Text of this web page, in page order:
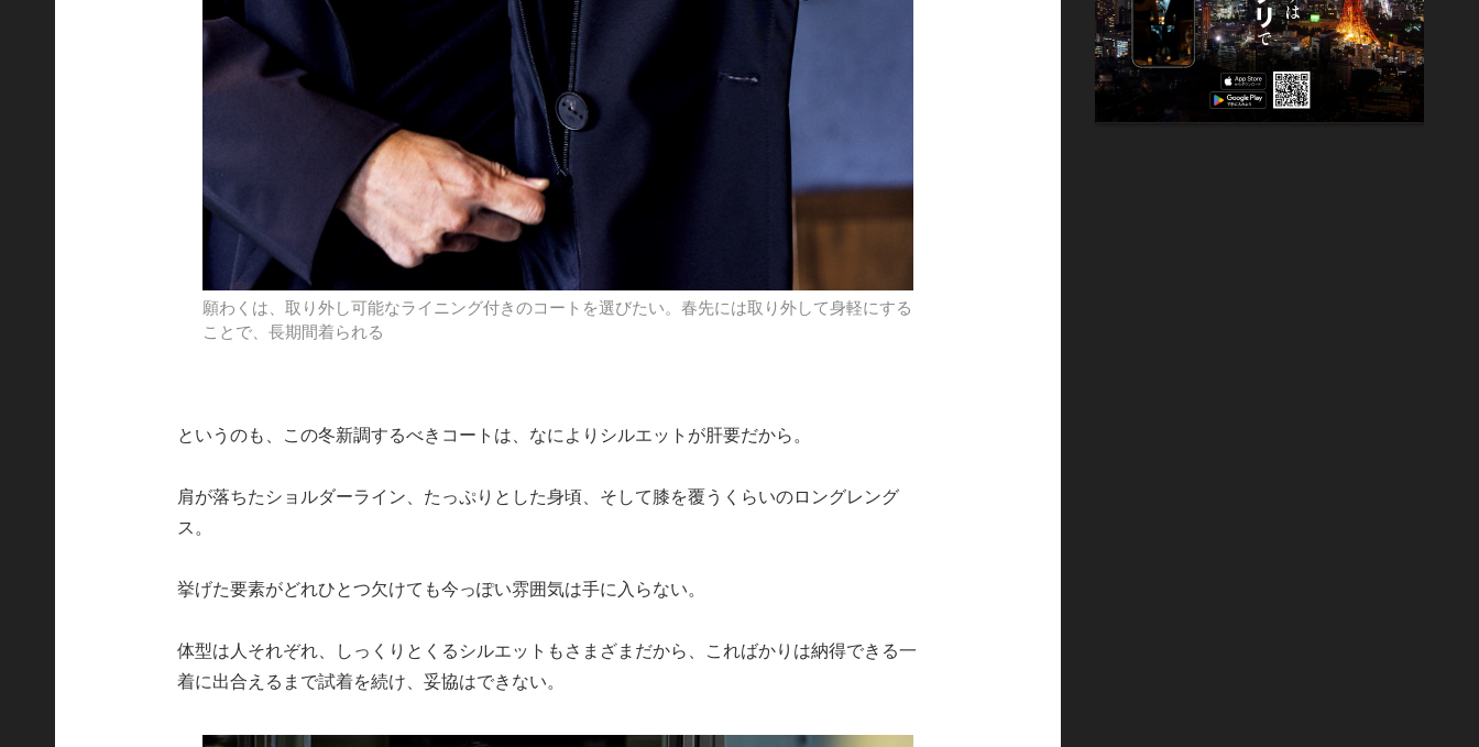
願わくは、取り外し可能なライニング付きのコートを選びたい。春先には取り外して身軽にする
ことで、長期間着られる
というのも、この冬新調するべきコートは、なによりシルエットが肝要だから。
肩が落ちたショルダーライン、たっぷりとした身頃、そして膝を覆うくらいのロングレング
ス。
挙げた要素がどれひとつ欠けても今っぽい雰囲気は手に入らない。
体型は人それぞれ、しっくりとくるシルエットもさまざまだから、こればかりは納得できる一
着に出合えるまで試着を続け、妥協はできない。